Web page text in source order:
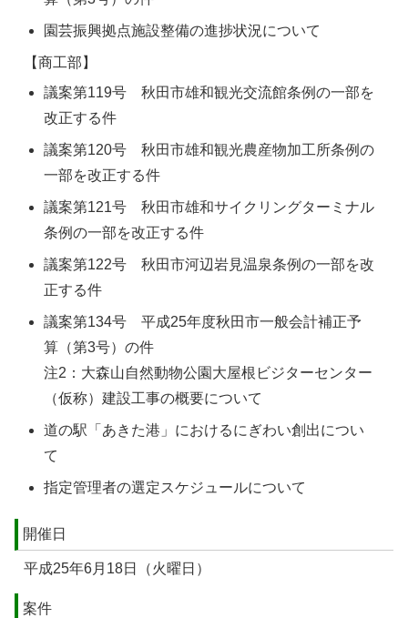
園芸振興拠点施設整備の進捗状況について
【商工部】
議案第119号 秋田市雄和観光交流館条例の一部を
改正する件
議案第120号 秋田市雄和観光農産物加工所条例の
一部を改正する件
議案第121号 秋田市雄和サイクリングターミナル
条例の一部を改正する件
議案第122号 秋田市河辺岩見温泉条例の一部を改
正する件
議案第134号 平成25年度秋田市一般会計補正予
算（第3号）の件
注2：大森山自然動物公園大屋根ビジターセンター
（仮称）建設工事の概要について
道の駅「あきた港」におけるにぎわい創出につい
て
指定管理者の選定スケジュールについて
開催日
平成25年6月18日（火曜日）
案件